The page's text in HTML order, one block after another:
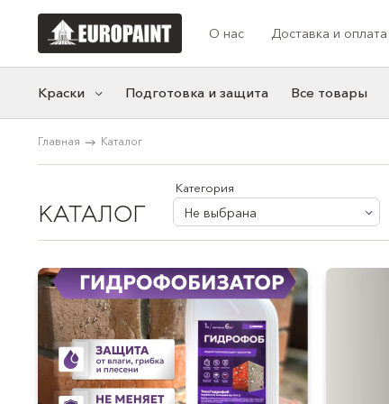
О нас Доставка и оплата
Краски
Категории
Фасадная краска
Подготовка и защита Все товары
Главная Каталог
КАТАЛОГ
Категория
Не выбрана